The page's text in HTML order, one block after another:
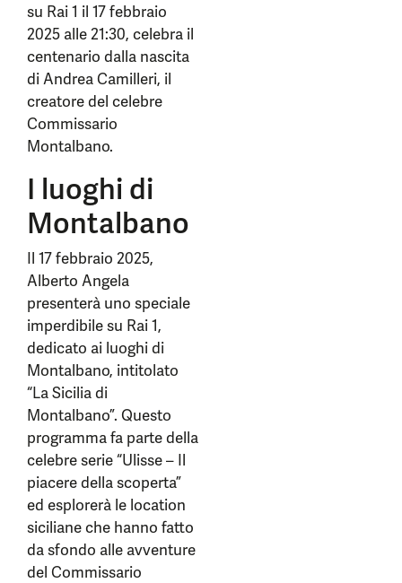
su Rai 1 il 17 febbraio
2025 alle 21:30, celebra il
centenario dalla nascita
di Andrea Camilleri, il
creatore del celebre
Commissario
Montalbano.
I luoghi di
Montalbano
Il 17 febbraio 2025,
Alberto Angela
presenterà uno speciale
imperdibile su Rai 1,
dedicato ai luoghi di
Montalbano, intitolato
“La Sicilia di
Montalbano”. Questo
programma fa parte della
celebre serie “Ulisse – Il
piacere della scoperta”
ed esplorerà le location
siciliane che hanno fatto
da sfondo alle avventure
del Commissario